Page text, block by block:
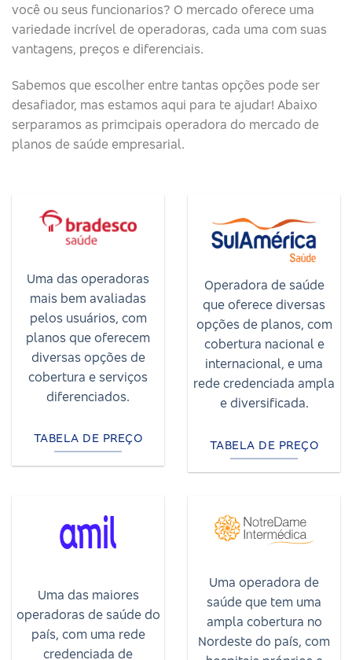
você ou seus funcionarios? O mercado oferece uma
variedade incrível de operadoras, cada uma com suas
vantagens, preços e diferenciais.
Sabemos que escolher entre tantas opções pode ser
desafiador, mas estamos aqui para te ajudar! Abaixo
serparamos as primcipais operadora do mercado de
planos de saúde empresarial.
Uma das operadoras
mais bem avaliadas
pelos usuários, com
planos que oferecem
diversas opções de
cobertura e serviços
diferenciados.
TABELA DE PREÇO
Operadora de saúde
que oferece diversas
opções de planos, com
cobertura nacional e
internacional, e uma
rede credenciada ampla
e diversificada.
TABELA DE PREÇO
Uma das maiores
operadoras de saúde do
país, com uma rede
credenciada de
Uma operadora de
saúde que tem uma
ampla cobertura no
Nordeste do país, com